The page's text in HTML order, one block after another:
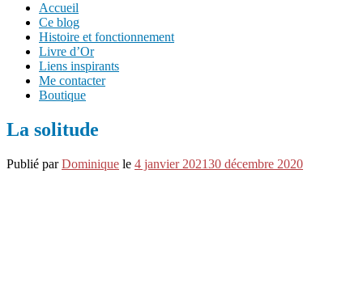
Accueil
Ce blog
Histoire et fonctionnement
Livre d’Or
Liens inspirants
Me contacter
Boutique
La solitude
Publié parDominique le 4 janvier 202130 décembre 2020